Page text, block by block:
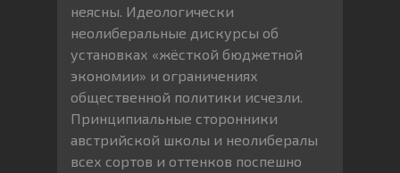
неясны. Идеологически
неолиберальные дискурсы об
установках «жёсткой бюджетной
экономии» и ограничениях
общественной политики исчезли.
Принципиальные сторонники
австрийской школы и неолибералы
всех сортов и оттенков поспешно